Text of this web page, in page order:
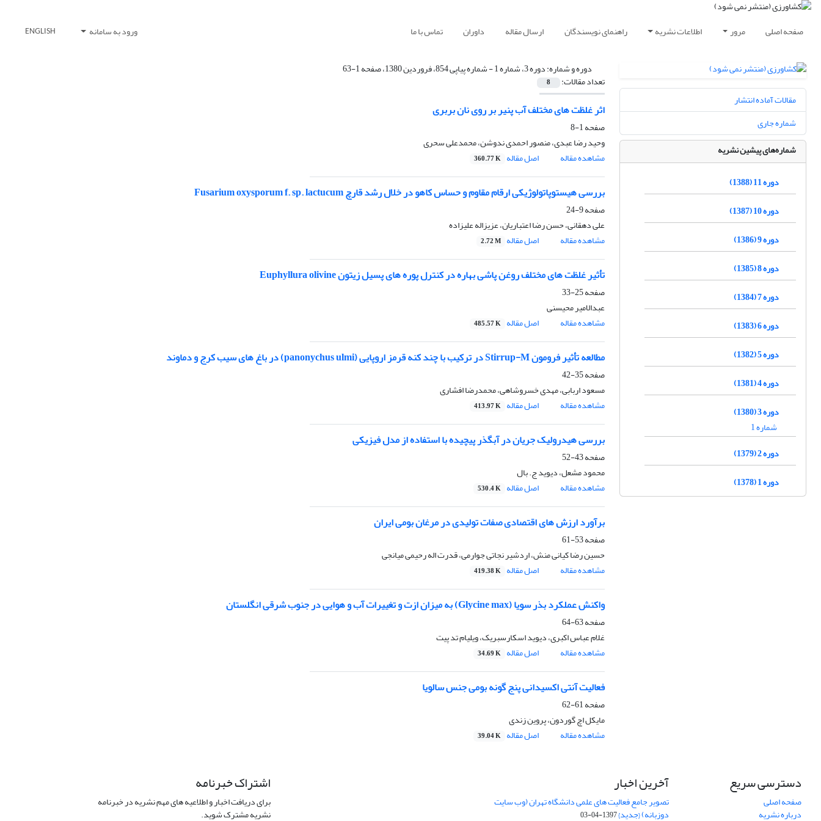
صفحه اصلی مرور اطلاعات نشریه راهنمای نویسندگان ارسال مقاله داوران تماس با ما ورود به سامانه ENGLISH
دوره و شماره:دوره 3، شماره 1 - شماره پیاپی 854، فروردین 1380، صفحه 1-63
تعداد مقالات: 8
اثر غلظت های مختلف آب پنیر بر روی نان بربری
صفحه1-8
وحید رضا عبدی، منصور احمدی ندوشن، محمدعلی سحری
مشاهده مقاله
اصل مقاله 360.77 K
بررسی هیستوپاتولوژیکی ارقام مقاوم و حساس کاهو در خلال رشد قارچ Fusarium oxysporum f. sp. lactucum
صفحه9-24
علی دهقانی، حسن رضا اعتباریان، عزیزاله علیزاده
مشاهده مقاله
اصل مقاله 2.72 M
تأثیر غلظت های مختلف روغن پاشی بهاره در کنترل پوره های پسیل زیتون Euphyllura olivine
صفحه25-33
عبدالامیر محیسنی
مشاهده مقاله
اصل مقاله 485.57 K
مطالعه تأثیر فرومون Stirrup-M در ترکیب با چند کنه قرمز اروپایی (panonychus ulmi) در باغ های سیب کرج و دماوند
صفحه35-42
مسعود اربابی، مهدی خسروشاهی، محمدرضا افشاری
مشاهده مقاله
اصل مقاله 413.97 K
بررسی هیدرولیک جریان در آبگذر پیچیده با استفاده از مدل فیزیکی
صفحه43-52
محمود مشعل، دیوید ج. بال
مشاهده مقاله
اصل مقاله 530.4 K
برآورد ارزش های اقتصادی صفات تولیدی در مرغان بومی ایران
صفحه53-61
حسین رضا کیانی منش، اردشیر نجاتی جوارمی، قدرت اله رحیمی میانجی
مشاهده مقاله
اصل مقاله 419.38 K
واکنش عملکرد بذر سویا (Glycine max) به میزان ازت و تغییرات آب و هوایی در جنوب شرقی انگلستان
صفحه63-64
غلام عباس اکبری، دیوید اسکارسبریک، ویلیام تد پیت
مشاهده مقاله
اصل مقاله 34.69 K
فعالیت آنتی اکسیدانی پنج گونه بومی جنس سالویا
صفحه61-62
مایکل اچ گوردون، پروین زندی
مشاهده مقاله
اصل مقاله 39.04 K
مقالات آماده انتشار
شماره جاری
شماره‌های پیشین نشریه
دوره 11 (1388)
دوره 10 (1387)
دوره 9 (1386)
دوره 8 (1385)
دوره 7 (1384)
دوره 6 (1383)
دوره 5 (1382)
دوره 4 (1381)
دوره 3 (1380)
شماره 1
دوره 2 (1379)
دوره 1 (1378)
دسترسی سریع
صفحه اصلی
درباره نشریه
آخرین اخبار
تصویر جامع فعالیت های علمی دانشگاه تهران (وب سایت
دوزبانه) {جدید}1397-04-03
اشتراک خبرنامه
برای دریافت اخبار و اطلاعیه های مهم نشریه در خبرنامه
نشریه مشترک شوید.